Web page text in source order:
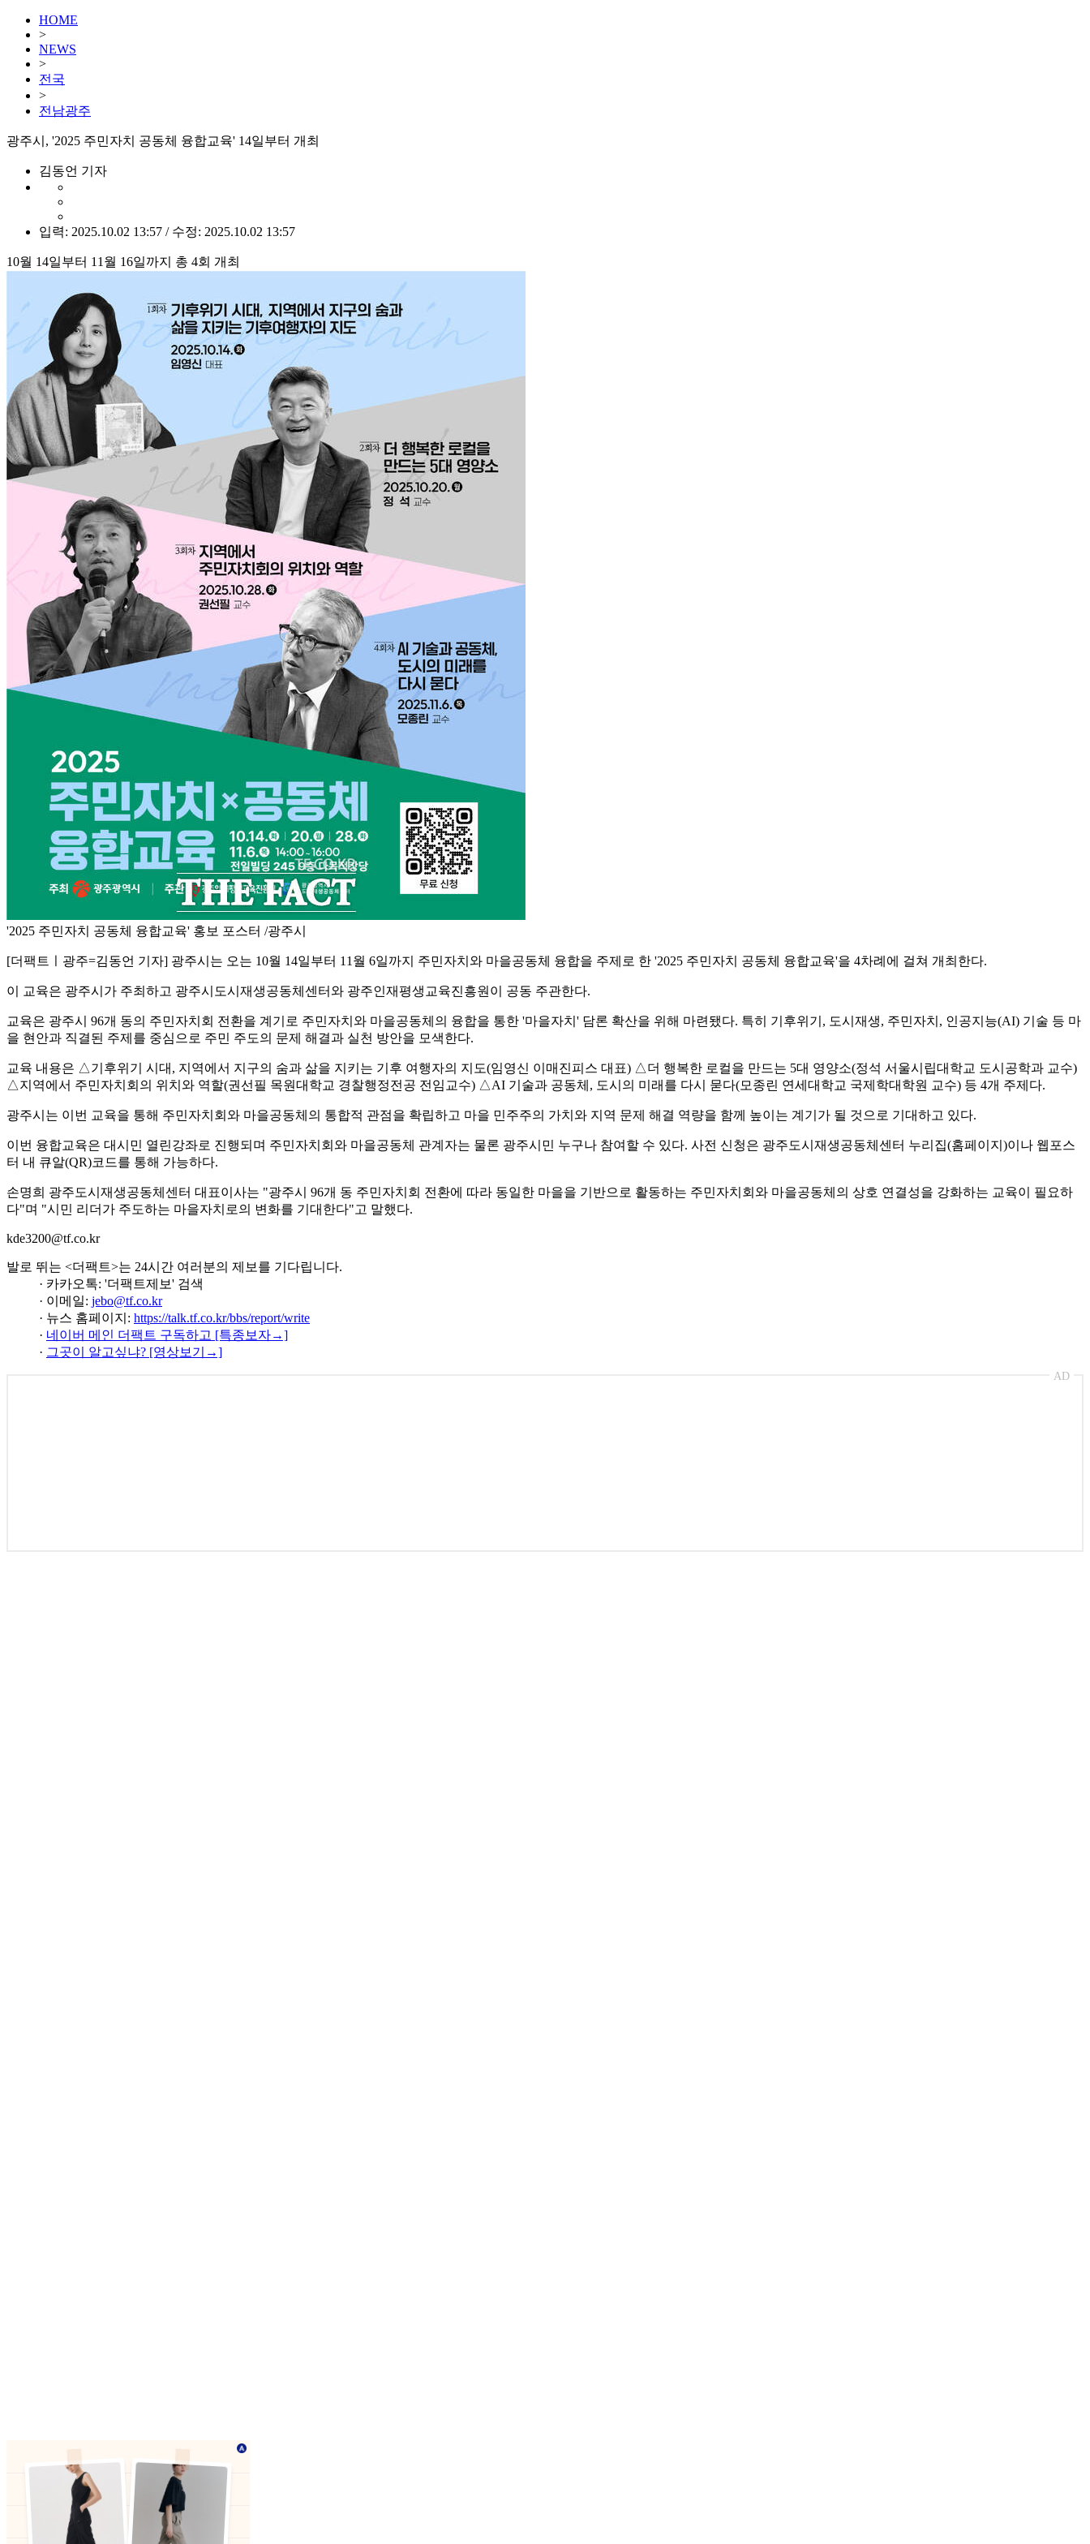
HOME
>
NEWS
>
전국
>
전남광주
광주시, '2025 주민자치 공동체 융합교육' 14일부터 개최
김동언 기자
입력: 2025.10.02 13:57 / 수정: 2025.10.02 13:57
10월 14일부터 11월 16일까지 총 4회 개최
'2025 주민자치 공동체 융합교육' 홍보 포스터 /광주시
[더팩트ㅣ광주=김동언 기자] 광주시는 오는 10월 14일부터 11월 6일까지 주민자치와 마을공동체 융합을 주제로 한 '2025 주민자치 공동체 융합교육'을 4차례에 걸쳐 개최한다.
이 교육은 광주시가 주최하고 광주시도시재생공동체센터와 광주인재평생교육진흥원이 공동 주관한다.
교육은 광주시 96개 동의 주민자치회 전환을 계기로 주민자치와 마을공동체의 융합을 통한 '마을자치' 담론 확산을 위해 마련됐다. 특히 기후위기, 도시재생, 주민자치, 인공지능(AI) 기술 등 마
을 현안과 직결된 주제를 중심으로 주민 주도의 문제 해결과 실천 방안을 모색한다.
교육 내용은 △기후위기 시대, 지역에서 지구의 숨과 삶을 지키는 기후 여행자의 지도(임영신 이매진피스 대표) △더 행복한 로컬을 만드는 5대 영양소(정석 서울시립대학교 도시공학과 교수)
△지역에서 주민자치회의 위치와 역할(권선필 목원대학교 경찰행정전공 전임교수) △AI 기술과 공동체, 도시의 미래를 다시 묻다(모종린 연세대학교 국제학대학원 교수) 등 4개 주제다.
광주시는 이번 교육을 통해 주민자치회와 마을공동체의 통합적 관점을 확립하고 마을 민주주의 가치와 지역 문제 해결 역량을 함께 높이는 계기가 될 것으로 기대하고 있다.
이번 융합교육은 대시민 열린강좌로 진행되며 주민자치회와 마을공동체 관계자는 물론 광주시민 누구나 참여할 수 있다. 사전 신청은 광주도시재생공동체센터 누리집(홈페이지)이나 웹포스
터 내 큐알(QR)코드를 통해 가능하다.
손명희 광주도시재생공동체센터 대표이사는 "광주시 96개 동 주민자치회 전환에 따라 동일한 마을을 기반으로 활동하는 주민자치회와 마을공동체의 상호 연결성을 강화하는 교육이 필요하
다"며 "시민 리더가 주도하는 마을자치로의 변화를 기대한다"고 말했다.
kde3200@tf.co.kr
발로 뛰는 <더팩트>는 24시간 여러분의 제보를 기다립니다.
· 카카오톡: '더팩트제보' 검색
· 이메일: jebo@tf.co.kr
· 뉴스 홈페이지: https://talk.tf.co.kr/bbs/report/write
· 네이버 메인 더팩트 구독하고 [특종보자→]
· 그곳이 알고싶냐? [영상보기→]
AD